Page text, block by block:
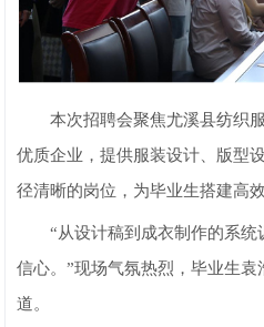
本次招聘会聚焦尤溪县纺织服
优质企业，提供服装设计、版型
径清晰的岗位，为毕业生搭建高
“从设计稿到成衣制作的系统
信心。”现场气氛热烈，毕业生
道。